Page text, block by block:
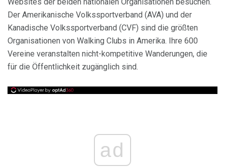
Der Amerikanische Volkssportverband (AVA) und der
Kanadische Volkssportverband (CVF) sind die größten
Organisationen von Walking Clubs in Amerika. Ihre 600
Vereine veranstalten nicht-kompetitive Wanderungen, die
für die Öffentlichkeit zugänglich sind.
ad